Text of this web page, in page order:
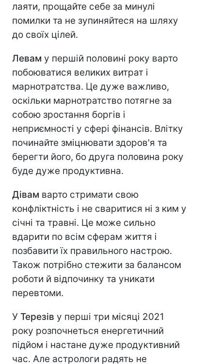
лаяти, прощайте себе за минулі
помилки та не зупиняйтеся на шляху
до своїх цілей.
Левам у першій половині року варто
побоюватися великих витрат і
марнотратства. Це дуже важливо,
оскільки марнотратство потягне за
собою зростання боргів і
неприємності у сфері фінансів. Влітку
починайте зміцнювати здоров'я та
берегти його, бо друга половина року
буде дуже продуктивна.
Дівам варто стримати свою
конфліктність і не сваритися ні з ким у
січні та травні. Це може сильно
вдарити по всім сферам життя і
позбавити їх правильного настрою.
Також потрібно стежити за балансом
роботи й відпочинку та уникати
перевтоми.
У Терезів у перші три місяці 2021
року розпочнеться енергетичний
підйом і настане дуже продуктивний
час. Але астрологи радять не